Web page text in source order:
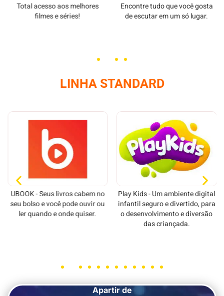
Total acesso aos melhores
filmes e séries!
Encontre tudo que você gosta
de escutar em um só lugar.
LINHA STANDARD
UBOOK - Seus livros cabem no
seu bolso e você pode ouvir ou
ler quando e onde quiser.
Play Kids - Um ambiente digital
infantil seguro e divertido, para
o desenvolvimento e diversão
das criançada.
Apartir de